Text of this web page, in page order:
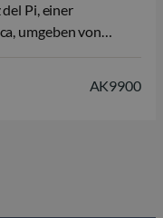
Pi, einer
umgeben von
modernen
AK9900